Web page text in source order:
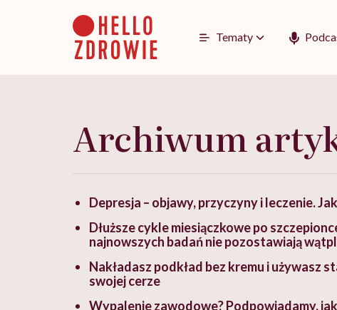
Tematy
Archiwum
Depresja – objawy, przyczyny i leczenie.
Dłuższe cykle miesiączkowe po
najnowszych badań nie pozostawiają
Nakładasz podkład bez kremu i używasz
swojej cerze
Wypalenie zawodowe? Podpowiadamy,